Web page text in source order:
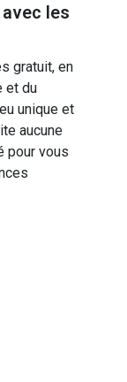
les
gratuit, en
et du
unique et
aucune
pour vous